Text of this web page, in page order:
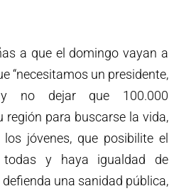
a que el domingo vayan a
“necesitamos un presidente,
no dejar que 100.000
región para buscarse la vida,
jóvenes, que posibilite el
y haya igualdad de
una sanidad pública,